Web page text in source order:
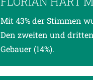
Mit 43% der Stimmen
Den zweiten und
Gebauer (14%).